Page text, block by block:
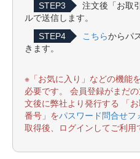
STEP3
注文後「お取
ルで送信します。
STEP4
こちらからパ
きます。
※「お気に入り」などの機能
必要です。 会員登録がまだ
文後に弊社より発行する 「
番号」をパスワード問合せフ
取得後、ログインしてご利用